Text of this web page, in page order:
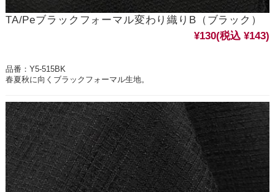
TA/Peブラックフォーマル変わり織りB（ブラック）
¥130(税込 ¥143)
品番：Y5-515BK
春夏秋に向くブラックフォーマル生地。